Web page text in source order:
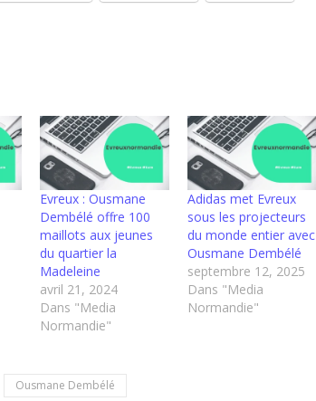
Evreux : Ousmane
Dembélé offre 100
maillots aux jeunes
du quartier la
Madeleine
avril 21, 2024
Dans "Media
Normandie"
Adidas met Evreux
sous les projecteurs
du monde entier avec
Ousmane Dembélé
septembre 12, 2025
Dans "Media
Normandie"
Ousmane Dembélé